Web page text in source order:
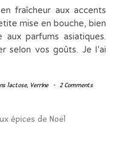
fraîcheur aux accents
mise en bouche, bien
parfums asiatiques.
selon vos goûts. Je l’ai
lactose, Verrine - 2 Comments